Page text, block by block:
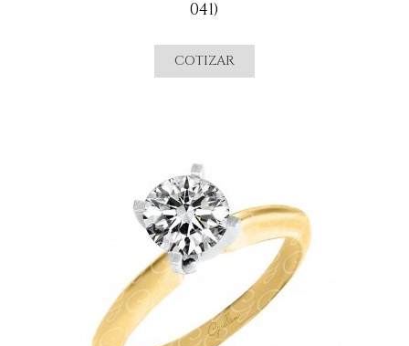
041)
COTIZAR